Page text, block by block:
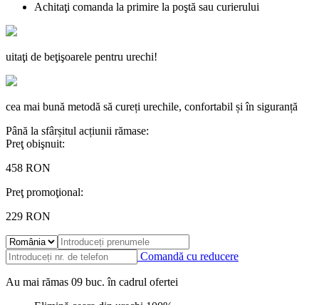
Achitaţi comanda la primire la poştă sau curierului
uitaţi de beţişoarele pentru urechi!
cea mai bună metodă să cureți urechile, confortabil și în siguranță
Până la sfârșitul acțiunii rămase:
Preţ obişnuit:
458 RON
Preţ promoţional:
229 RON
Comandă cu reducere
Au mai rămas 09 buc.în cadrul ofertei